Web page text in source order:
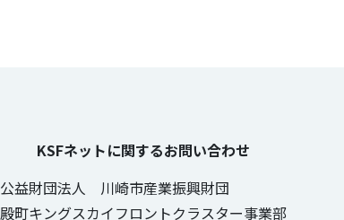
KSFネットに関するお問い合わせ
公益財団法人 川崎市産業振興財団
殿町キングスカイフロントクラスター事業部